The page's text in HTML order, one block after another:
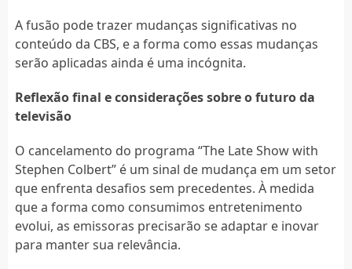
A fusão pode trazer mudanças significativas no
conteúdo da CBS, e a forma como essas mudanças
serão aplicadas ainda é uma incógnita.
Reflexão final e considerações sobre o futuro da
televisão
O cancelamento do programa “The Late Show with
Stephen Colbert” é um sinal de mudança em um setor
que enfrenta desafios sem precedentes. À medida
que a forma como consumimos entretenimento
evolui, as emissoras precisarão se adaptar e inovar
para manter sua relevância.